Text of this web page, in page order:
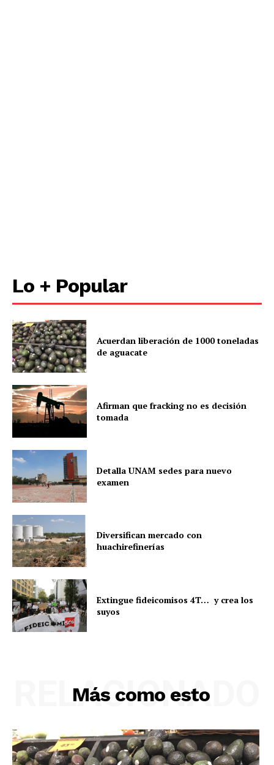
Lo + Popular
Acuerdan liberación de 1000 toneladas
de aguacate
Afirman que fracking no es decisión
tomada
Detalla UNAM sedes para nuevo
examen
Diversifican mercado con
huachirefinerías
Extingue fideicomisos 4T… y crea los
suyos
Más como esto
RELACIONADO